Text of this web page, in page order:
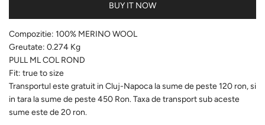
BUY IT NOW
Compozitie: 100% MERINO WOOL
Greutate: 0.274 Kg
PULL ML COL ROND
Fit: true to size
Transportul este gratuit in Cluj-Napoca la sume de peste 120 ron, si
in tara la sume de peste 450 Ron. Taxa de transport sub aceste
sume este de 20 ron.